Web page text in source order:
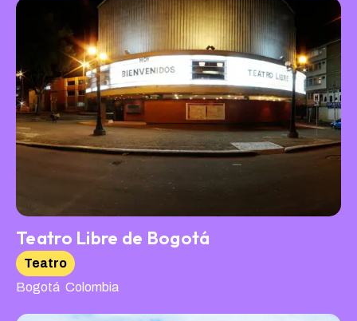
Teatro Libre de Bogotá
Teatro
Bogotá Colombia